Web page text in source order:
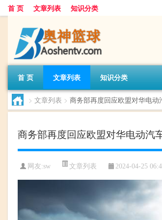
首 页 文章列表 知识分类
首 页 文章列表 知识分类
> 文章列表 > 商务部再度回应欧盟对华电
商务部再度回应欧盟对华电动汽
网友:sw 文章列表 2024-04-25